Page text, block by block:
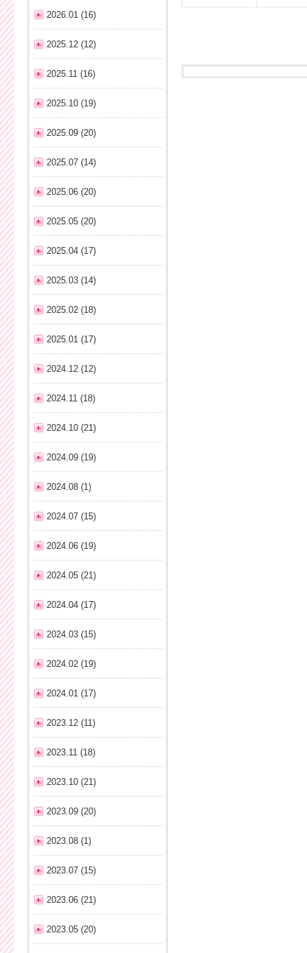
2026.01 (16)
2025.12 (12)
2025.11 (16)
2025.10 (19)
2025.09 (20)
2025.07 (14)
2025.06 (20)
2025.05 (20)
2025.04 (17)
2025.03 (14)
2025.02 (18)
2025.01 (17)
2024.12 (12)
2024.11 (18)
2024.10 (21)
2024.09 (19)
2024.08 (1)
2024.07 (15)
2024.06 (19)
2024.05 (21)
2024.04 (17)
2024.03 (15)
2024.02 (19)
2024.01 (17)
2023.12 (11)
2023.11 (18)
2023.10 (21)
2023.09 (20)
2023.08 (1)
2023.07 (15)
2023.06 (21)
2023.05 (20)